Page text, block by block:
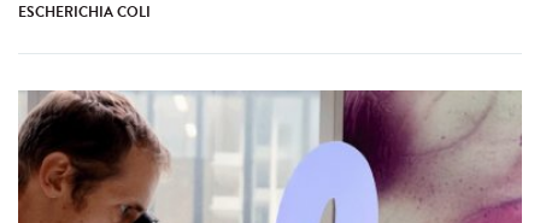
ESCHERICHIA COLI